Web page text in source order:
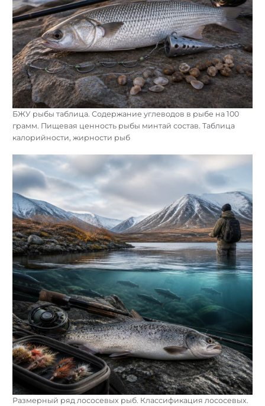
БЖУ рыбы таблица. Содержание углеводов в рыбе на 100
грамм. Пищевая ценность рыбы минтай состав. Таблица
калорийности, жирности рыб
Размерный ряд лососевых рыб. Классификация лососевых.